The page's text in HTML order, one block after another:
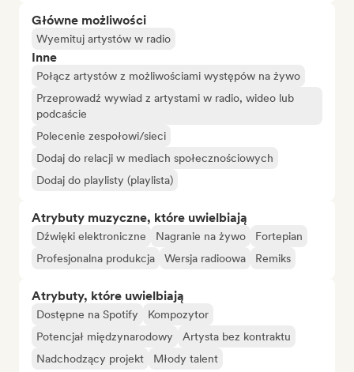
Główne możliwości
Wyemituj artystów w radio
Inne
Połącz artystów z możliwościami występów na żywo
Przeprowadź wywiad z artystami w radio, wideo lub
podcaście
Polecenie zespołowi/sieci
Dodaj do relacji w mediach społecznościowych
Dodaj do playlisty (playlista)
Atrybuty muzyczne, które uwielbiają
Dźwięki elektroniczne Nagranie na żywo
Fortepian
Profesjonalna produkcja
Wersja radioowa Remiks
Atrybuty, które uwielbiają
Dostępne na Spotify
Kompozytor
Potencjał międzynarodowy
Artysta bez kontraktu
Nadchodzący projekt
Młody talent